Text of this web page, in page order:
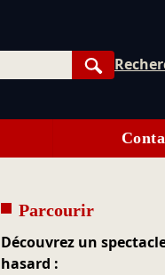
Rechercher
Parcourir
Découvrez un
hasard :